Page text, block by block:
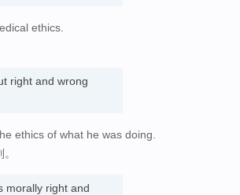
ethics.
right and wrong
ethics of what he was doing.
morally right and